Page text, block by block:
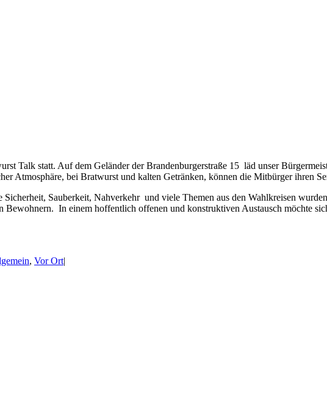
Talk statt. Auf dem Geländer der Brandenburgerstraße 15 läd unser
Atmosphäre, bei Bratwurst und kalten Getränken, können die Mitbürger ihren
Sauberkeit, Nahverkehr und viele Themen aus den Wahlkreisen
In einem hoffentlich offenen und konstruktiven Austausch möchte
, Vor Ort|